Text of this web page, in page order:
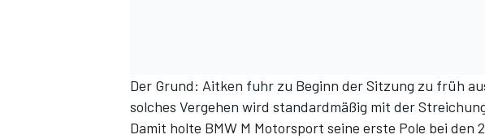
Der Grund: Aitken fuhr zu Beginn der Sitzung zu früh
solches Vergehen wird standardmäßig mit der
Damit holte BMW M Motorsport seine erste Pole bei den